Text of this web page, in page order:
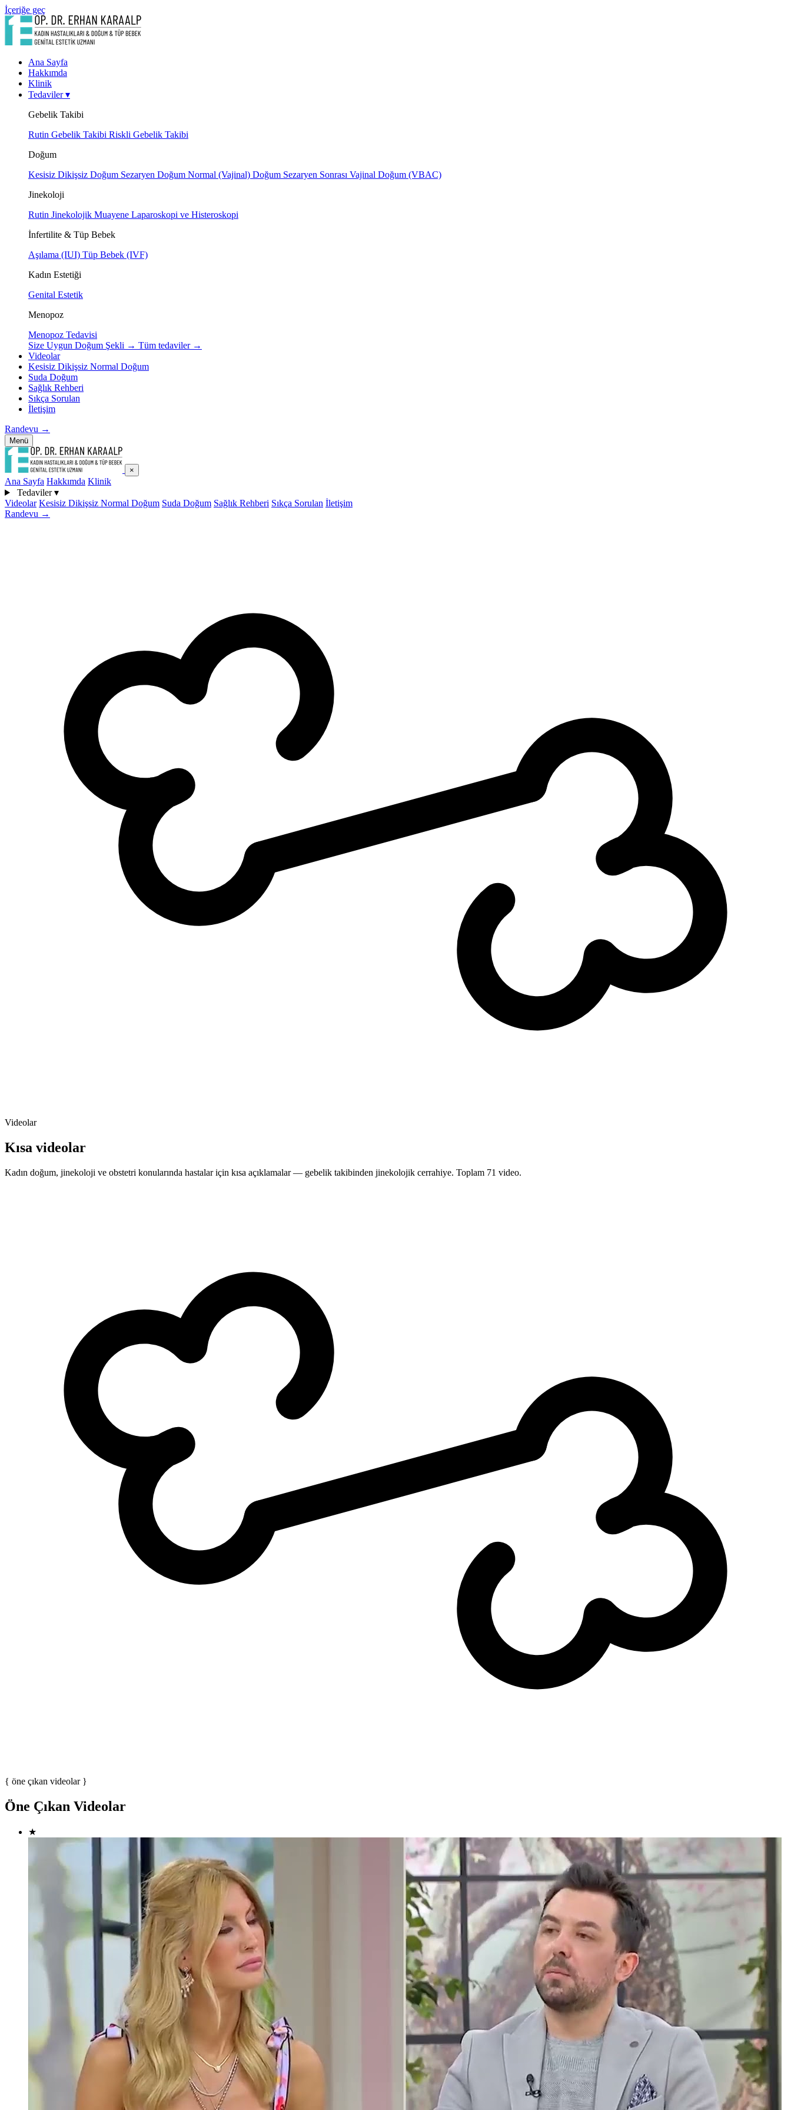
İçeriğe geç
Ana Sayfa
Hakkımda
Klinik
Tedaviler▾
Gebelik Takibi
Rutin Gebelik Takibi Riskli Gebelik Takibi
Doğum
Kesisiz Dikişsiz Doğum Sezaryen Doğum Normal (Vajinal) Doğum Sezaryen Sonrası Vajinal Doğum (VBAC)
Jinekoloji
Rutin Jinekolojik Muayene Laparoskopi ve Histeroskopi
İnfertilite & Tüp Bebek
Aşılama (IUI) Tüp Bebek (IVF)
Kadın Estetiği
Genital Estetik
Menopoz
Menopoz Tedavisi
Size Uygun Doğum Şekli → Tüm tedaviler →
Videolar
Kesisiz Dikişsiz Normal Doğum
Suda Doğum
Sağlık Rehberi
Sıkça Sorulan
İletişim
Randevu →
Menü
×
Ana Sayfa Hakkımda Klinik
Tedaviler ▾
Videolar Kesisiz Dikişsiz Normal Doğum Suda Doğum Sağlık Rehberi Sıkça Sorulan İletişim
Randevu →
Videolar
Kısa videolar
Kadın doğum, jinekoloji ve obstetri konularında hastalar için kısa açıklamalar — gebelik takibinden jinekolojik cerrahiye. Toplam 71 video.
{ öne çıkan videolar }
Öne Çıkan Videolar
★